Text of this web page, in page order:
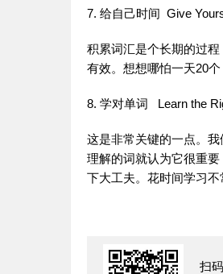
7. 给自己时间 Give
积累词汇是个长期的过
有效。想想哪怕一天20
8. 学对单词 Learn the
这是非常关键的一点。
理解的词就认为它很重
下大工夫。花时间学习不
扫